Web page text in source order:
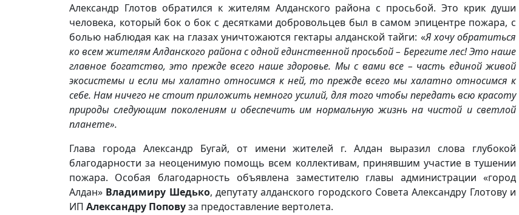
Александр Глотов обратился к жителям Алданского района с просьбой. Это крик души
человека, который бок о бок с десятками добровольцев был в самом эпицентре пожара, с
болью наблюдая как на глазах уничтожаются гектары алданской тайги: «Я хочу обратиться
ко всем жителям Алданского района с одной единственной просьбой – Берегите лес! Это наше
главное богатство, это прежде всего наше здоровье. Мы с вами все – часть единой живой
экосистемы и если мы халатно относимся к ней, то прежде всего мы халатно относимся к
себе. Нам ничего не стоит приложить немного усилий, для того чтобы передать всю красоту
природы следующим поколениям и обеспечить им нормальную жизнь на чистой и светлой
планете».
Глава города Александр Бугай, от имени жителей г. Алдан выразил слова глубокой
благодарности за неоценимую помощь всем коллективам, принявшим участие в тушении
пожара. Особая благодарность объявлена заместителю главы администрации «город
Алдан» Владимиру Шедько, депутату алданского городского Совета Александру Глотову и
ИП Александру Поповуза предоставление вертолета.